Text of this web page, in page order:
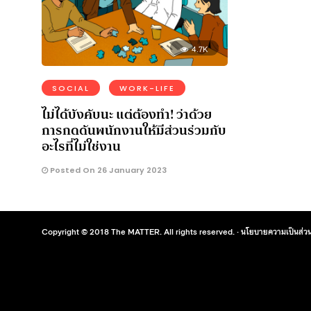
4.7K
SOCIAL WORK-LIFE
ไม่ได้บังคับนะ แต่ต้องทํา! ว่าด้วย
การกดดันพนักงานให้มีส่วนร่วมกับ
อะไรที่ไม่ใช่งาน
Posted On 26 January 2023
Copyright © 2018 The MATTER. All rights reserved. ·นโยบายความเป็นส่ว